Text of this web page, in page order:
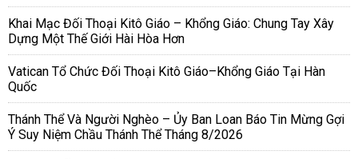
Khai Mạc Đối Thoại Kitô Giáo – Khổng Giáo: Chung Tay Xây
Dựng Một Thế Giới Hài Hòa Hơn
Vatican Tổ Chức Đối Thoại Kitô Giáo–Khổng Giáo Tại Hàn
Quốc
Thánh Thể Và Người Nghèo – Ủy Ban Loan Báo Tin Mừng Gợi
Ý Suy Niệm Chầu Thánh Thể Tháng 8/2026